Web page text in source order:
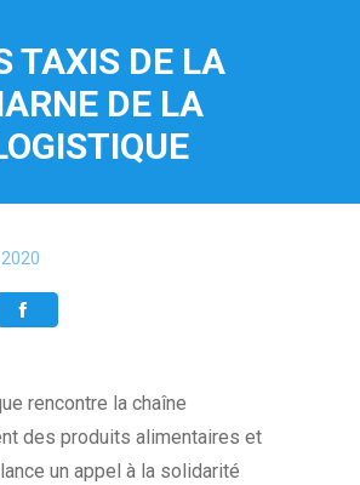
TAXIS DE LA
DE LA
rencontre la chaîne
des produits alimentaires et
un appel à la solidarité